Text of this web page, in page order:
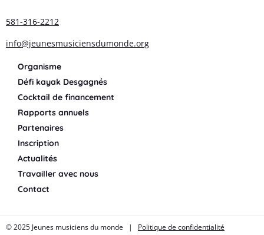
581-316-2212
info@jeunesmusiciensdumonde.org
Organisme
Défi kayak Desgagnés
Cocktail de financement
Rapports annuels
Partenaires
Inscription
Actualités
Travailler avec nous
Contact
© 2025 Jeunes musiciens du monde | Politique de confidentialité